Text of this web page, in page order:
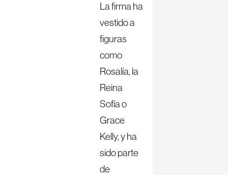
La firma ha
vestido a
figuras
como
Rosalía, la
Reina
Sofía o
Grace
Kelly, y ha
sido parte
de